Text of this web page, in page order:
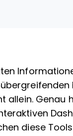
allein. Genau
diese